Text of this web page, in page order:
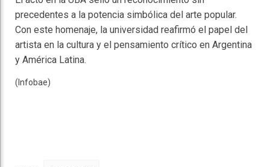
precedentes a la potencia simbólica del arte popular.
Con este homenaje, la universidad reafirmó el papel del
artista en la cultura y el pensamiento crítico en Argentina
y América Latina.
(Infobae)